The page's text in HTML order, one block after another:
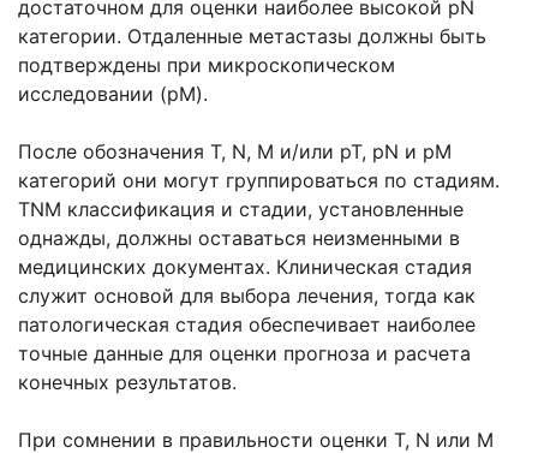
достаточном для оценки наиболее высокой pN
категории. Отдаленные метастазы должны быть
подтверждены при микроскопическом
исследовании (рМ).
После обозначения Т, N, М и/или рТ, pN и рМ
категорий они могут группироваться по стадиям.
TNM классификация и стадии, установленные
однажды, должны оставаться неизменными в
медицинских документах. Клиническая стадия
служит основой для выбора лечения, тогда как
патологическая стадия обеспечивает наиболее
точные данные для оценки прогноза и расчета
конечных результатов.
При сомнении в правильности оценки Т, N или М